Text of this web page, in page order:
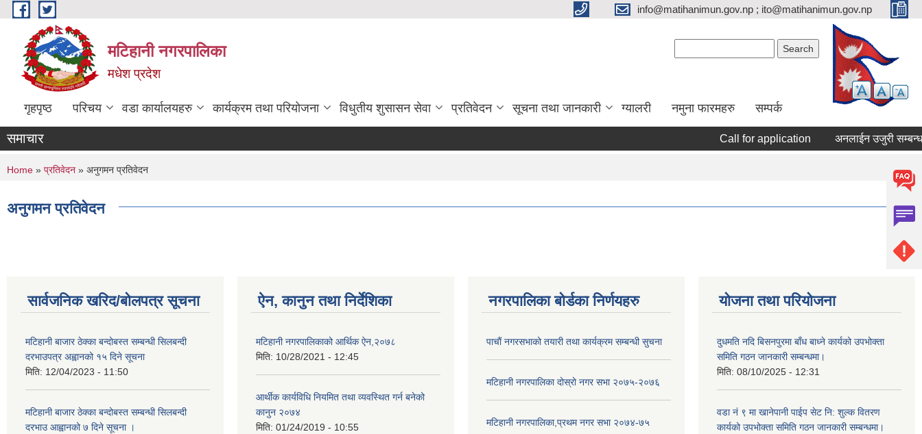
Skip to main content info@matihanimun.gov.np ; ito@matihanimun.gov.np
मटिहानी नगरपालिका
मधेश प्रदेश
गृहपृष्ठ परिचय वडा कार्यालयहरु कार्यक्रम तथा परियोजना विधुतीय शुसासन सेवा प्रतिवेदन सूचना तथा जानकारी ग्यालरी नमुना फारमहरु सम्पर्क
समाचार Call for application अनलाईन उजुरी
You are here
Home » प्रतिवेदन » अनुगमन प्रतिवेदन
अनुगमन प्रतिवेदन
सार्वजनिक खरिद/बोलपत्र सूचना
मटिहानी बाजार ठेक्का बन्दोबस्त सम्बन्धी सिलबन्दी
दरभाउपत्र अह्वानको १५ दिने सूचना
मिति: 12/04/2023 - 11:50
मटिहानी बाजार ठेक्का बन्दोबस्त सम्बन्धी सिलबन्दी
दरभाउ आह्वानको ७ दिने सूचना ।
ऐन, कानुन तथा निर्देशिका
मटिहानी नगरपालिकाको आर्थिक ऐन,२०७८
मिति: 10/28/2021 - 12:45
आर्थीक कार्यविधि नियमित तथा व्यवस्थित गर्न बनेको
कानुन २०७४
मिति: 01/24/2019 - 10:55
नगरपालिका बोर्डका निर्णयहरु
पाचाैं नगरसभाको तयारी तथा कार्यक्रम सम्बन्धी सुचना
मटिहानी नगरपालिका दोस्रो नगर सभा २०७५-२०७६
मटिहानी नगरपालिका,प्रथम नगर सभा २०७४-७५
योजना तथा परियोजना
दुधमति नदि बिसनपुरमा बाँध बाध्ने कार्यको उपभोक्ता
समिति गठन जानकारी सम्बन्धमा।
मिति: 08/10/2025 - 12:31
वडा नं ९ मा खानेपानी पाईप सेट नि: शुल्क वितरण
कार्यको उपभोक्ता समिति गठन जानकारी सम्बन्धमा।